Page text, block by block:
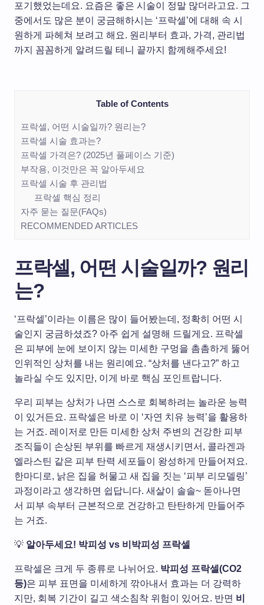
포기했었는데요. 요즘은 좋은 시술이 정말 많더라고요. 그
중에서도 많은 분이 궁금해하시는 ‘프락셀’에 대해 속 시
원하게 파헤쳐 보려고 해요. 원리부터 효과, 가격, 관리법
까지 꼼꼼하게 알려드릴 테니 끝까지 함께해주세요!
Table of Contents
프락셀, 어떤 시술일까? 원리는?
프락셀 시술 효과는?
프락셀 가격은? (2025년 풀페이스 기준)
부작용, 이것만은 꼭 알아두세요
프락셀 시술 후 관리법
프락셀 핵심 정리
자주 묻는 질문(FAQs)
RECOMMENDED ARTICLES
프락셀, 어떤 시술일까? 원리
는?
‘프락셀’이라는 이름은 많이 들어봤는데, 정확히 어떤 시
술인지 궁금하셨죠? 아주 쉽게 설명해 드릴게요. 프락셀
은 피부에 눈에 보이지 않는 미세한 구멍을 촘촘하게 뚫어
인위적인 상처를 내는 원리예요. “상처를 낸다고?” 하고
놀라실 수도 있지만, 이게 바로 핵심 포인트랍니다.
우리 피부는 상처가 나면 스스로 회복하려는 놀라운 능력
이 있거든요. 프락셀은 바로 이 ‘자연 치유 능력’을 활용하
는 거죠. 레이저로 만든 미세한 상처 주변의 건강한 피부
조직들이 손상된 부위를 빠르게 재생시키면서, 콜라겐과
엘라스틴 같은 피부 탄력 세포들이 왕성하게 만들어져요.
한마디로, 낡은 집을 허물고 새 집을 짓는 ‘피부 리모델링’
과정이라고 생각하면 쉽답니다. 새살이 솔솔~ 돋아나면
서 피부 속부터 근본적으로 건강하고 탄탄하게 만들어주
는 거죠.
💡 알아두세요! 박피성 vs 비박피성 프락셀
프락셀은 크게 두 종류로 나뉘어요. 박피성 프락셀(CO2
등)은 피부 표면을 미세하게 깎아내서 효과는 더 강력하
지만, 회복 기간이 길고 색소침착 위험이 있어요. 반면 비